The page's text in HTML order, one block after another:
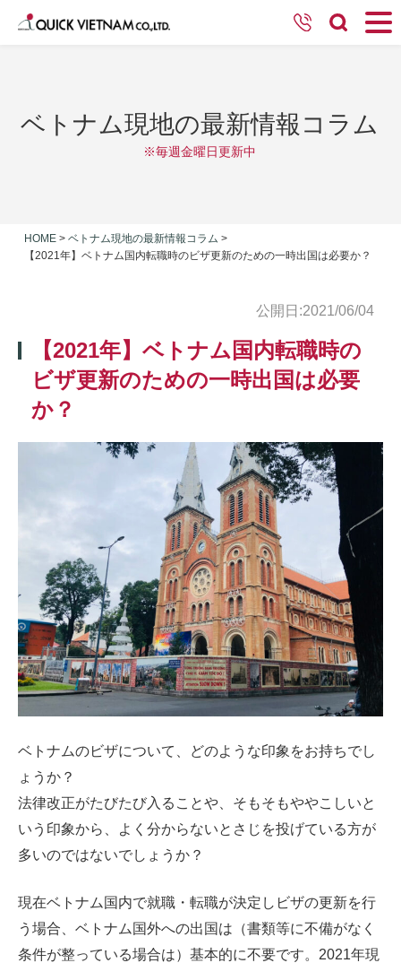
ベトナム現地の最新情報コラム
※毎週金曜日更新中
HOME > ベトナム現地の最新情報コラム >
【2021年】ベトナム国内転職時のビザ更新のための一時出国は必要か？
公開日:2021/06/04
【2021年】ベトナム国内転職時の
ビザ更新のための一時出国は必要
か？
ベトナムのビザについて、どのような印象をお持ちでし
ょうか？
法律改正がたびたび入ることや、そもそもややこしいと
いう印象から、よく分からないとさじを投げている方が
多いのではないでしょうか？
現在ベトナム国内で就職・転職が決定しビザの更新を行
う場合、ベトナム国外への出国は（書類等に不備がなく
条件が整っている場合は）基本的に不要です。2021年現